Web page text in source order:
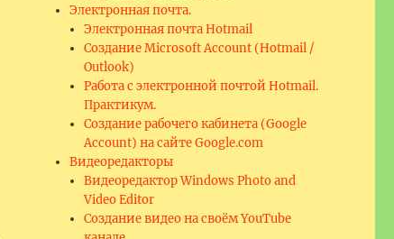
Электронная почта.
Электронная почта Hotmail
Создание Microsoft Account (Hotmail /
Outlook)
Работа с электронной почтой Hotmail.
Практикум.
Создание рабочего кабинета (Google
Account) на сайте Google.com
Видеоредакторы
Видеоредактор Windows Photo and
Video Editor
Создание видео на своём YouTube